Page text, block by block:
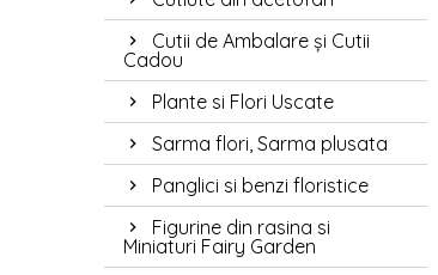
Cutii de Ambalare și Cutii
Cadou
Plante si Flori Uscate
Sarma flori, Sarma plusata
Panglici si benzi floristice
Figurine din rasina si
Miniaturi Fairy Garden